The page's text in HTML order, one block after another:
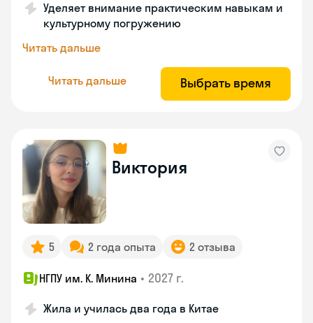
Уделяет внимание практическим навыкам и
культурному погружению
Читать дальше
Читать дальше Выбрать время
Виктория
5 2 года опыта 2 отзыва
НГПУ им. К. Минина • 2027 г.
Жила и училась два года в Китае